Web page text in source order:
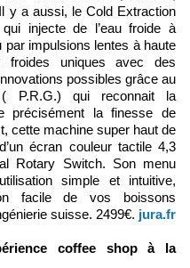
y a aussi, le Cold Extraction
injecte de l’eau froide à
impulsions lentes à haute
froides uniques avec des
possibles grâce au
( P.R.G.) qui reconnait la
précisément la finesse de
cette machine super haut de
écran couleur tactile 4,3
Rotary Switch. Son menu
simple et intuitive,
facile de vos boissons
suisse. 2499€. jura.fr
coffee shop à la